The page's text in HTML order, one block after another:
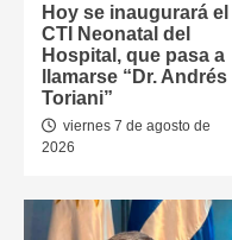
Hoy se inaugurará el
CTI Neonatal del
Hospital, que pasa a
llamarse “Dr. Andrés
Toriani”
viernes 7 de agosto de
2026